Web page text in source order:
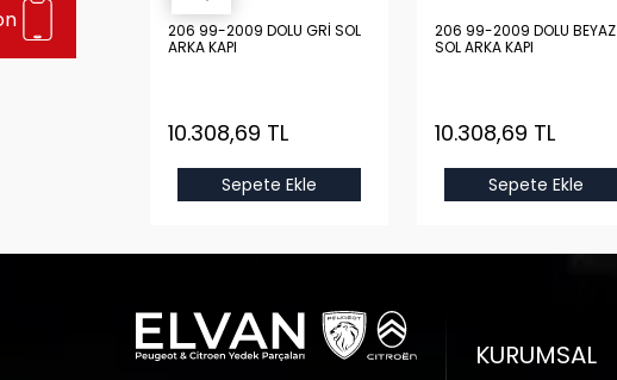
GRİ SOL
206 99-2009 DOLU GRİ SOL
ARKA KAPI
10.308,69 TL
Sepete Ekle
206 99-2009 DOLU BEYAZ
SOL ARKA KAPI
10.308,69 TL
Sepete Ekle
KURUMSAL